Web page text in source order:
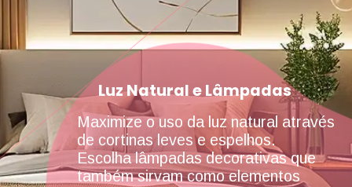
Maximize o uso da luz natural através
de cortinas leves e espelhos.
Escolha lâmpadas decorativas que
também sirvam como elementos
Luz Natural e Lâmpadas